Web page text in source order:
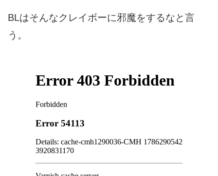
BLはそんなクレイボーに邪魔をするなと言
う。